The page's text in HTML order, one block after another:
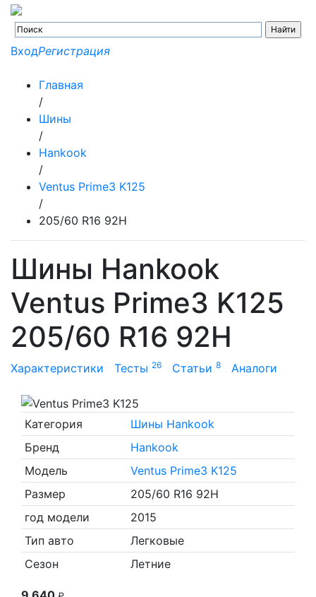
ВходРегистрация
Главная
/
Шины
/
Hankook
/
Ventus Prime3 K125
/
205/60 R16 92H
Шины Hankook
Ventus Prime3 K125
205/60 R16 92H
Характеристики Тесты 26 Статьи 8 Аналоги
Категория
Шины Hankook
Бренд
Hankook
Модель
Ventus Prime3 K125
Размер
205/60 R16 92H
год модели
2015
Тип авто
Легковые
Сезон
Летние